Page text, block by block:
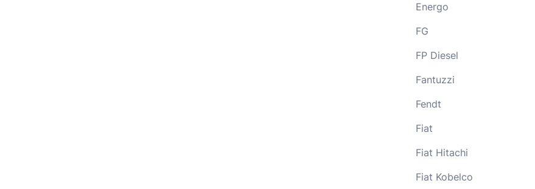
Energo
FG
FP Diesel
Fantuzzi
Fendt
Fiat
Fiat Hitachi
Fiat Kobelco